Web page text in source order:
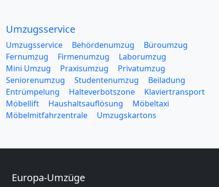
Umzugsservice
Umzugsservice Behördenumzug
Büroumzug
Fernumzug
Firmenumzug
Laborumzug
Mini Umzug
Praxisumzug
Privatumzug
Seniorenumzug
Studentenumzug
Beiladung
Entrümpelung
Halteverbotszone
Klaviertransport
Möbellift
Haushaltsauflösung
Möbeltaxi
Möbelmitfahrzentrale
Umzugskartons
Europa-Umzüge